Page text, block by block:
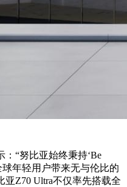
“努比亚始终秉持‘Be
球年轻用户带来无与伦比的
Z70 Ultra不仅率先搭载全